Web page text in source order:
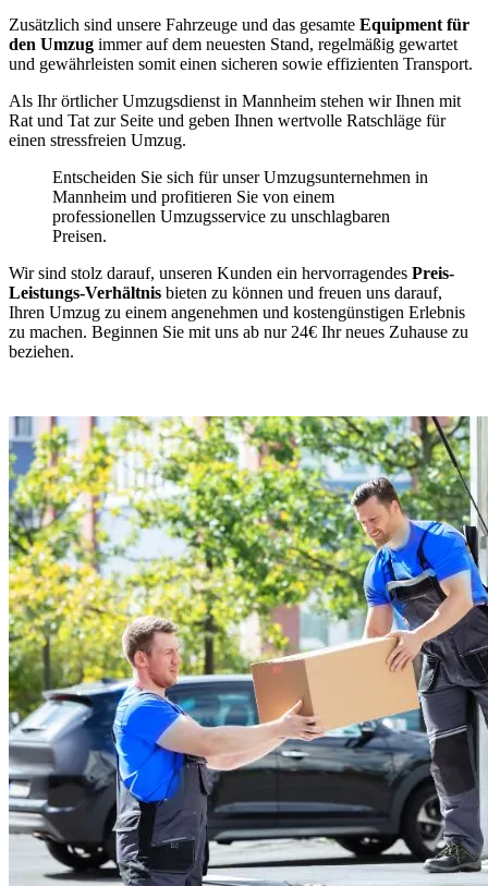
Zusätzlich sind unsere Fahrzeuge und das gesamte Equipment für
den Umzug immer auf dem neuesten Stand, regelmäßig gewartet
und gewährleisten somit einen sicheren sowie effizienten Transport.
Als Ihr örtlicher Umzugsdienst in Mannheim stehen wir Ihnen mit
Rat und Tat zur Seite und geben Ihnen wertvolle Ratschläge für
einen stressfreien Umzug.
Entscheiden Sie sich für unser Umzugsunternehmen in
Mannheim und profitieren Sie von einem
professionellen Umzugsservice zu unschlagbaren
Preisen.
Wir sind stolz darauf, unseren Kunden ein hervorragendes Preis-
Leistungs-Verhältnis bieten zu können und freuen uns darauf,
Ihren Umzug zu einem angenehmen und kostengünstigen Erlebnis
zu machen. Beginnen Sie mit uns ab nur 24€ Ihr neues Zuhause zu
beziehen.